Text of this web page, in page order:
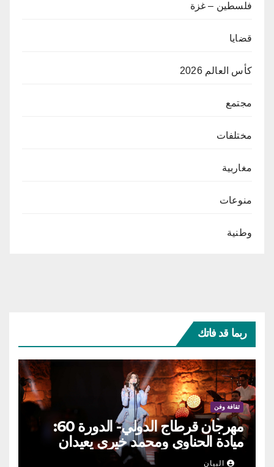
فلسطين – غزة
قضايا
كأس العالم 2026
مجتمع
مختلفات
مغاربية
منوعات
وطنية
ربما قد فاتك
ثقافة وفن
مهرجان قرطاج الدولي- الدورة 60:
ميادة الحناوي ومحمد خيري يعيدان
الطرب السوري إلى ركح قرطاج
البيان